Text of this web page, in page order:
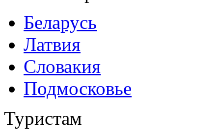
Беларусь
Латвия
Словакия
Подмосковье
Туристам